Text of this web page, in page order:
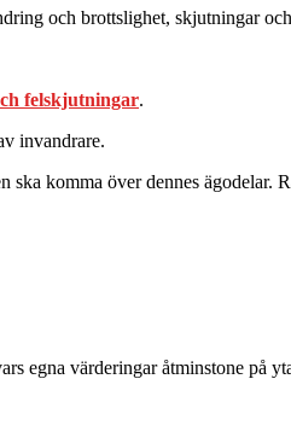
och brottslighet, skjutningar
felskjutningar.
invandrare.
komma över dennes ägodelar.
egna värderingar åtminstone på